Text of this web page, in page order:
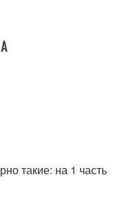
такие: на 1 часть